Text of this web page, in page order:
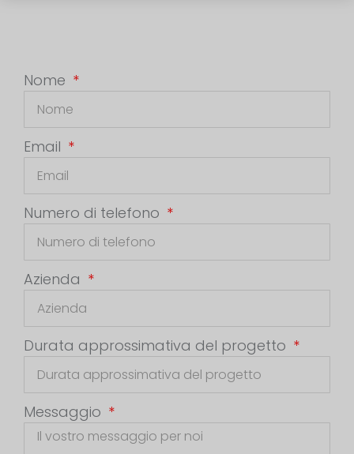
Nome
Email
Numero di telefono
Azienda
Durata approssimativa del progetto
Messaggio